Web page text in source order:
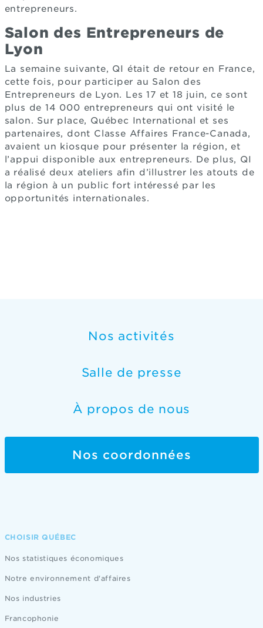
entrepreneurs.
Salon des Entrepreneurs de
Lyon
La semaine suivante, QI était de retour en France,
cette fois, pour participer au Salon des
Entrepreneurs de Lyon. Les 17 et 18 juin, ce sont
plus de 14 000 entrepreneurs qui ont visité le
salon. Sur place, Québec International et ses
partenaires, dont Classe Affaires France-Canada,
avaient un kiosque pour présenter la région, et
l’appui disponible aux entrepreneurs. De plus, QI
a réalisé deux ateliers afin d’illustrer les atouts de
la région à un public fort intéressé par les
opportunités internationales.
Nos activités
Salle de presse
À propos de nous
Nos coordonnées
CHOISIR QUÉBEC
Nos statistiques économiques
Notre environnement d'affaires
Nos industries
Francophonie